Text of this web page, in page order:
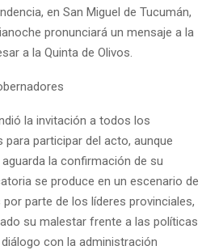
en San Miguel de Tucumán,
pronunciará un mensaje a la
a la Quinta de Olivos.
la invitación a todos los
para participar del acto, aunque
la confirmación de su
se produce en un escenario de
parte de los líderes provinciales,
su malestar frente a las políticas
con la administración